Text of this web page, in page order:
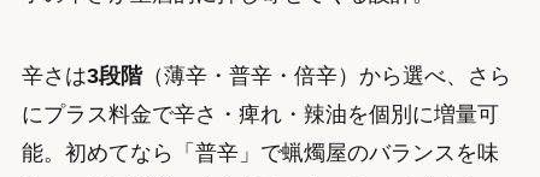
辛さは3段階（薄辛・普辛・倍辛）から選べ、さら
にプラス料金で辛さ・痺れ・辣油を個別に増量可
能。初めてなら「普辛」で蝋燭屋のバランスを味